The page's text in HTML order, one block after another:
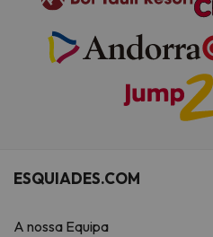
ESQUIADES.COM
A nossa Equipa